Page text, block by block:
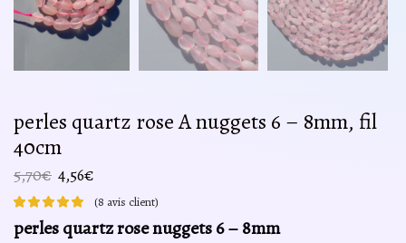
perles quartz rose A nuggets 6 – 8mm, fil
40cm
5,70€ Le
prix
initial
était :
4,56€
prix
actuel
est :
(8 avis client)
perles quartz rose nuggets 6 – 8mm